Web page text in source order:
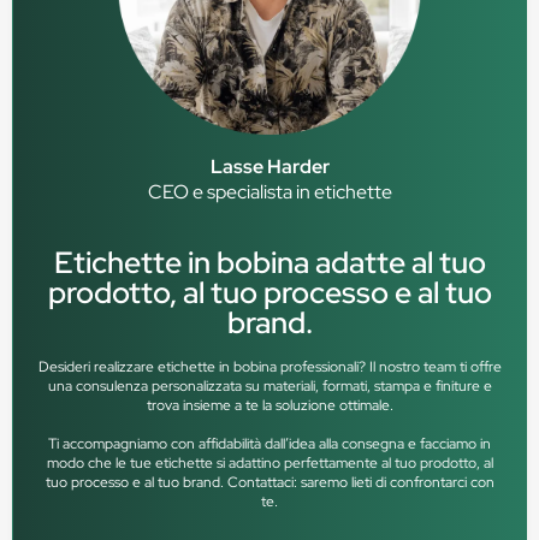
Lasse Harder
CEO e specialista in etichette
Etichette in bobina adatte al tuo
prodotto, al tuo processo e al tuo
brand.
Desideri realizzare etichette in bobina professionali? Il nostro team ti offre
una consulenza personalizzata su materiali, formati, stampa e finiture e
trova insieme a te la soluzione ottimale.
Ti accompagniamo con affidabilità dall’idea alla consegna e facciamo in
modo che le tue etichette si adattino perfettamente al tuo prodotto, al
tuo processo e al tuo brand. Contattaci: saremo lieti di confrontarci con
te.